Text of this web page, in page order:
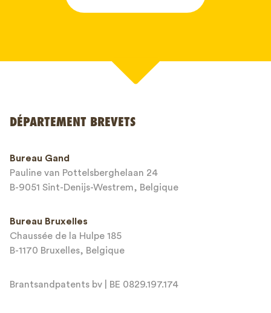
Adresse email*
Message*
DÉPARTEMENT BREVETS
Bureau Gand
Pauline van Pottelsberghelaan 24
B-9051 Sint-Denijs-Westrem, Belgique
Bureau Bruxelles
Chaussée de la Hulpe 185
B-1170 Bruxelles, Belgique
Brantsandpatents bv | BE 0829.197.174